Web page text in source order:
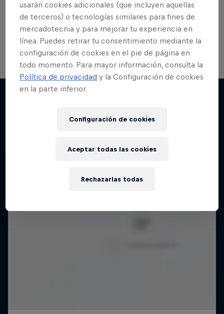
Tokio, Japón, Japón
Más contenidos similares
usarán cookies adicionales (que incluyen aquellas
de terceros) o tecnologías similares para fines de
mercadotecnia y para mejorar tu experiencia en
línea. Puedes retirar tu consentimiento mediante la
configuración de cookies en el pie de página en
todo momento. Para mayor información, consulta la
Política de privacidad y la Configuración de cookies
en la parte inferior.
Configuración de cookies
Rechazarlas todas
Aceptar todas las cookies